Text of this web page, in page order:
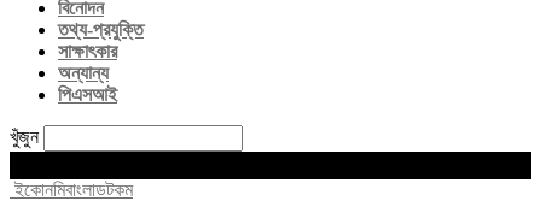
বিনোদন
তথ্য-প্রযুক্তি
সাক্ষাৎকার
অন্যান্য
পিএসআই
খুঁজুন
ইকোনমিবাংলাডটকম